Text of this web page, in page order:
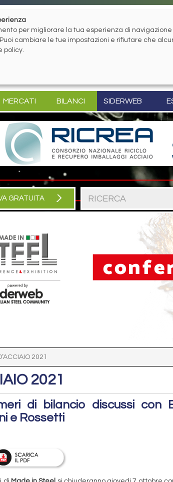
MERCATI BILANCI SIDERWEB
GRATUITA
2021
2021
di bilancio discussi con
e Rossetti
per migliorare la tua esperienza di
cambiare le tue impostazioni e rifiutare che
policy.